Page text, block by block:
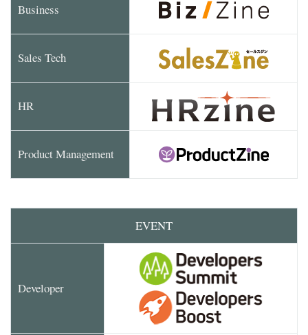
Business
Sales Tech
HR
Product Management
EVENT
Developer